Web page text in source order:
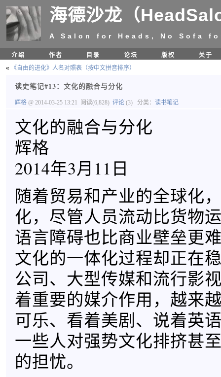
海德沙龙（
A Salon for Heads, No Sofa
介绍 作者 目录 论坛 版权
关于
«
《自由的进化》人名对照表（按中文拼音排序）
读史笔记#13：文化的融合与分化
辉格 @ 2014-03-25 13:21 阅读(6,828) 评论 (3) 分类： 读书笔记
文化的融合与分化
辉格
2014年3月11日
随着贸易和产业的全球化
化，尽管人员流动比货物
语言障碍也比商业壁垒更
文化的一体化过程却正在
公司、大型传媒和流行影
着重要的媒介作用，越来
可乐、看着美剧、说着英
一些人对强势文化排挤甚
的担忧。